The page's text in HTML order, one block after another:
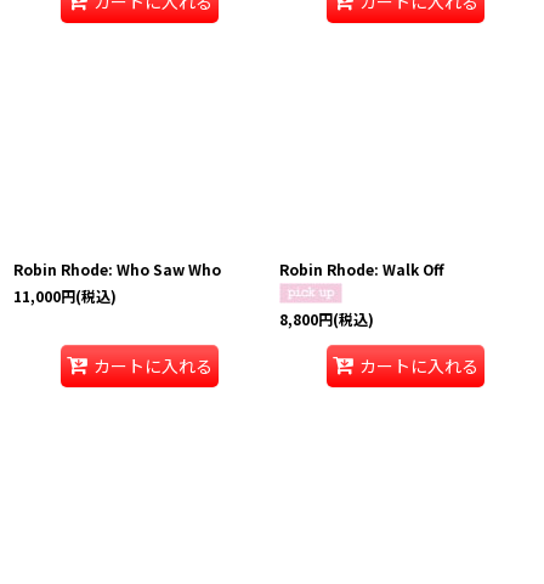
Robin Rhode: Who Saw Who
11,000円(税込)
カートに入れる
Robin Rhode: Walk Off
8,800円(税込)
カートに入れる